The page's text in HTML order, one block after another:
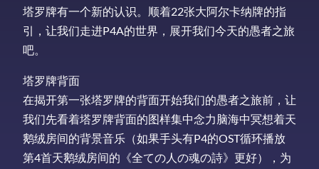
塔罗牌有一个新的认识。顺着22张大阿尔卡纳牌的指
引，让我们走进P4A的世界，展开我们今天的愚者之旅
吧。
塔罗牌背面
在揭开第一张塔罗牌的背面开始我们的愚者之旅前，让
我们先看着塔罗牌背面的图样集中念力脑海中冥想着天
鹅绒房间的背景音乐（如果手头有P4的OST循环播放
第4首天鹅绒房间的《全ての人の魂の詩》更好），为